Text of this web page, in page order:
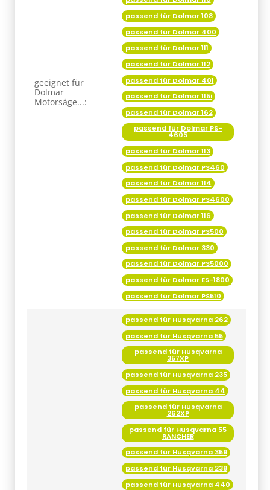
geeignet für
Dolmar
Motorsäge...:
passend für Dolmar 108
passend für Dolmar 400
passend für Dolmar 111
passend für Dolmar 112
passend für Dolmar 401
passend für Dolmar 115i
passend für Dolmar 162
passend für Dolmar PS-
4605
passend für Dolmar 113
passend für Dolmar PS460
passend für Dolmar 114
passend für Dolmar PS4600
passend für Dolmar 116
passend für Dolmar PS500
passend für Dolmar 330
passend für Dolmar PS5000
passend für Dolmar ES-1800
passend für Dolmar PS510
passend für Husqvarna 262
passend für Husqvarna 55
passend für Husqvarna
357XP
passend für Husqvarna 235
passend für Husqvarna 44
passend für Husqvarna
262XP
passend für Husqvarna 55
RANCHER
passend für Husqvarna 359
passend für Husqvarna 238
passend für Husqvarna 440